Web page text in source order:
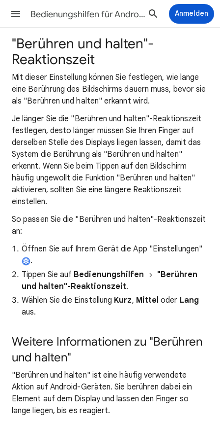
Bedienungshilfen für Android-Hilfe Anmelden
"Berühren und halten"-
Reaktionszeit
Mit dieser Einstellung können Sie festlegen, wie lange
eine Berührung des Bildschirms dauern muss, bevor sie
als "Berühren und halten" erkannt wird.
Je länger Sie die "Berühren und halten"-Reaktionszeit
festlegen, desto länger müssen Sie Ihren Finger auf
derselben Stelle des Displays liegen lassen, damit das
System die Berührung als "Berühren und halten"
erkennt. Wenn Sie beim Tippen auf den Bildschirm
häufig ungewollt die Funktion "Berühren und halten"
aktivieren, sollten Sie eine längere Reaktionszeit
einstellen.
So passen Sie die "Berühren und halten"-Reaktionszeit
an:
Öffnen Sie auf Ihrem Gerät die App "Einstellungen"
.
Tippen Sie auf Bedienungshilfen
"Berühren
und halten"-Reaktionszeit.
Wählen Sie die Einstellung Kurz, Mittel oder Lang
aus.
Weitere Informationen zu "Berühren
und halten"
"Berühren und halten" ist eine häufig verwendete
Aktion auf Android-Geräten. Sie berühren dabei ein
Element auf dem Display und lassen den Finger so
lange liegen, bis es reagiert.